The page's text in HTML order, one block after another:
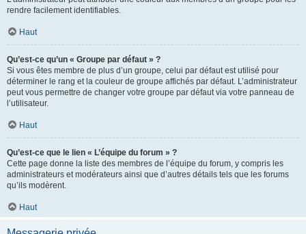
rendre facilement identifiables.
Haut
Qu’est-ce qu’un « Groupe par défaut » ?
Si vous êtes membre de plus d’un groupe, celui par défaut est utilisé pour
déterminer le rang et la couleur de groupe affichés par défaut. L’administrateur
peut vous permettre de changer votre groupe par défaut via votre panneau de
l’utilisateur.
Haut
Qu’est-ce que le lien « L’équipe du forum » ?
Cette page donne la liste des membres de l’équipe du forum, y compris les
administrateurs et modérateurs ainsi que d’autres détails tels que les forums
qu’ils modèrent.
Haut